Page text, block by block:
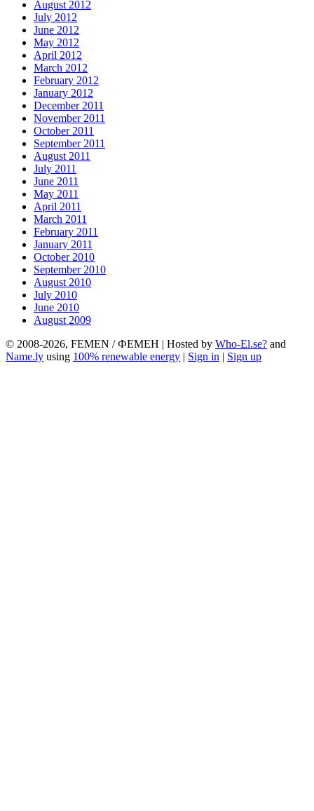
August 2012
July 2012
June 2012
May 2012
April 2012
March 2012
February 2012
January 2012
December 2011
November 2011
October 2011
September 2011
August 2011
July 2011
June 2011
May 2011
April 2011
March 2011
February 2011
January 2011
October 2010
September 2010
August 2010
July 2010
June 2010
August 2009
© 2008-2026, FEMEN / ФЕМЕН | Hosted by Who-El.se? and
Name.ly using 100% renewable energy | Sign in | Sign up